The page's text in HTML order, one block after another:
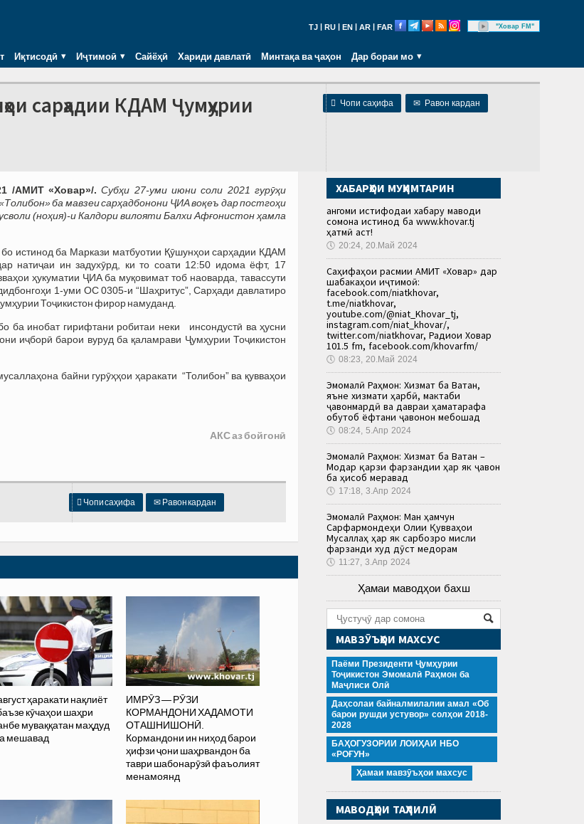
TJ RU EN AR FAR "Ховар FM"
Иқтисодӣ Иҷтимоӣ Сайёҳӣ Хариди давлатӣ Минтақа ва ҷаҳон Дар бораи мо
 Чопи саҳифа ✉ Равон кардан
сарҳадии КДАМ Ҷумҳурии
/АМИТ «Ховар»/. Субҳи 27-уми июни соли 2021 гурӯҳи
ба мавзеи сарҳадбонони ҶИА воқеъ дар постгоҳи
(ноҳия)-и Калдори вилояти Балхи Афғонистон ҳамла
истинод ба Маркази матбуотии Қӯшунҳои сарҳадии КДАМ
натиҷаи ин задухӯрд, ки то соати 12:50 идома ёфт, 17
ҳукуматии ҶИА ба муқовимат тоб наоварда, тавассути
1-уми ОС 0305-и “Шаҳритус”, Сарҳади давлатиро
Тоҷикистон фирор намуданд.
ба инобат гирифтани робитаи неки инсондустӣ ва ҳусни
иҷборӣ барои вуруд ба қаламрави Ҷумҳурии Тоҷикистон
байни гурӯҳҳои ҳаракати “Толибон” ва қувваҳои
АКС аз бойгонӣ
 Чопи саҳифа ✉ Равон кардан
ҳаракати нақлиёт
кӯчаҳои шаҳри
муваққатан маҳдуд
мешавад
ИМРӮЗ — РӮЗИ
КОРМАНДОНИ ХАДАМОТИ
ОТАШНИШОНӢ.
Кормандони ин ниҳод барои
ҳифзи ҷони шаҳрвандон ба
таври шабонарӯзӣ фаъолият
менамоянд
ХАБАРҲОИ МУҲИМТАРИН
Ҳангоми истифодаи хабару маводи
сомона истинод ба www.khovar.tj
ҳатмӣ аст!
🕔 20:24, 20.Май 2024
Саҳифаҳои расмии АМИТ «Ховар» дар
шабакаҳои иҷтимоӣ:
facebook.com/niatkhovar,
t.me/niatkhovar,
youtube.com/@niat_Khovar_tj,
instagram.com/niat_khovar/,
twitter.com/niatkhovar, Радиои Ховар
101.5 fm, facebook.com/khovarfm/
🕔 08:23, 20.Май 2024
Эмомалӣ Раҳмон: Хизмат ба Ватан,
яъне хизмати ҳарбӣ, мактаби
ҷавонмардӣ ва давраи ҳаматарафа
обутоб ёфтани ҷавонон мебошад
🕔 08:24, 5.Апр 2024
Эмомалӣ Раҳмон: Хизмат ба Ватан –
Модар қарзи фарзандии ҳар як ҷавон
ба ҳисоб меравад
🕔 17:18, 3.Апр 2024
Эмомалӣ Раҳмон: Ман ҳамчун
Сарфармондеҳи Олии Қувваҳои
Мусаллаҳ ҳар як сарбозро мисли
фарзанди худ дӯст медорам
🕔 11:27, 3.Апр 2024
Ҳамаи маводҳои бахш
МАВЗӮЪҲОИ МАХСУС
Паёми Президенти Ҷумҳурии
Тоҷикистон Эмомалӣ Раҳмон ба
Маҷлиси Олӣ
Даҳсолаи байналмилалии амал «Об
барои рушди устувор» солҳои 2018-
2028
БАҲОГУЗОРИИ ЛОИҲАИ НБО
«РОҒУН»
Ҳамаи мавзӯъҳои махсус
МАВОДҲОИ ТАҲЛИЛӢ